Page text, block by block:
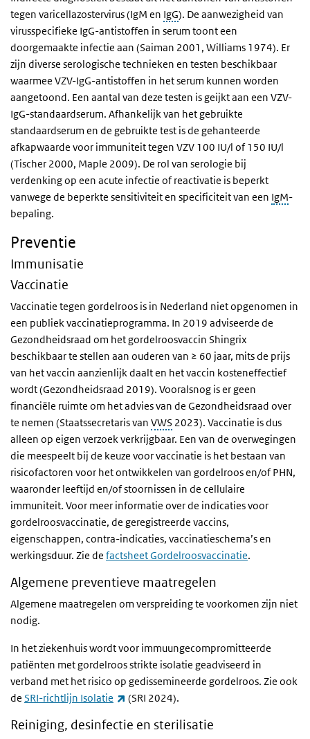
tegen varicellazostervirus (IgM en IgG). De aanwezigheid van
virusspecifieke IgG-antistoffen in serum toont een
doorgemaakte infectie aan (Saiman 2001, Williams 1974). Er
zijn diverse serologische technieken en testen beschikbaar
waarmee VZV-IgG-antistoffen in het serum kunnen worden
aangetoond. Een aantal van deze testen is geijkt aan een VZV-
IgG-standaardserum. Afhankelijk van het gebruikte
standaardserum en de gebruikte test is de gehanteerde
afkapwaarde voor immuniteit tegen VZV 100 IU/l of 150 IU/l
(Tischer 2000, Maple 2009). De rol van serologie bij
verdenking op een acute infectie of reactivatie is beperkt
vanwege de beperkte sensitiviteit en specificiteit van een IgM-
bepaling.
Preventie
Immunisatie
Vaccinatie
Vaccinatie tegen gordelroos is in Nederland niet opgenomen in
een publiek vaccinatieprogramma. In 2019 adviseerde de
Gezondheidsraad om het gordelroosvaccin Shingrix
beschikbaar te stellen aan ouderen van ≥ 60 jaar, mits de prijs
van het vaccin aanzienlijk daalt en het vaccin kosteneffectief
wordt (Gezondheidsraad 2019). Vooralsnog is er geen
financiële ruimte om het advies van de Gezondheidsraad over
te nemen (Staatssecretaris van VWS 2023). Vaccinatie is dus
alleen op eigen verzoek verkrijgbaar. Een van de overwegingen
die meespeelt bij de keuze voor vaccinatie is het bestaan van
risicofactoren voor het ontwikkelen van gordelroos en/of PHN,
waaronder leeftijd en/of stoornissen in de cellulaire
immuniteit. Voor meer informatie over de indicaties voor
gordelroosvaccinatie, de geregistreerde vaccins,
eigenschappen, contra-indicaties, vaccinatieschema’s en
werkingsduur. Zie de factsheet Gordelroosvaccinatie.
Algemene preventieve maatregelen
Algemene maatregelen om verspreiding te voorkomen zijn niet
nodig.
In het ziekenhuis wordt voor immuungecompromitteerde
patiënten met gordelroos strikte isolatie geadviseerd in
verband met het risico op gedissemineerde gordelroos. Zie ook
de SRI-richtlijn Isolatie (externe link)
(SRI 2024).
Reiniging, desinfectie en sterilisatie